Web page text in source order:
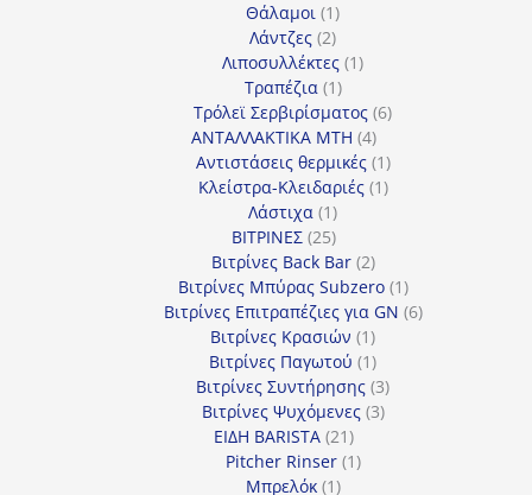
Θάλαμοι 11
προϊόν
Λάντζες 22
προϊόντα
Λιποσυλλέκτες 11
Τραπέζια 11
προϊόν
Τρόλεϊ Σερβιρίσματος 66
ΑΝΤΑΛΛΑΚΤΙΚΑ MTH 44
προϊόντα
Αντιστάσεις θερμικές 11
προϊόν
Κλείστρα-Κλειδαριές 11
Λάστιχα 11
προϊόν
ΒΙΤΡΙΝΕΣ 2525
προϊόντα
Βιτρίνες Back Bar 22
προϊόντα
Βιτρίνες Mπύρας Subzero 11
προϊόν
Βιτρίνες Επιτραπέζιες για GN 66
Βιτρίνες Κρασιών 11
προϊόν
Βιτρίνες Παγωτού 11
προϊόν
Βιτρίνες Συντήρησης 33
προϊόντα
Βιτρίνες Ψυχόμενες 33
ΕΙΔΗ BARISTA 2121
προϊόντα
Pitcher Rinser 11
Μπρελόκ 11